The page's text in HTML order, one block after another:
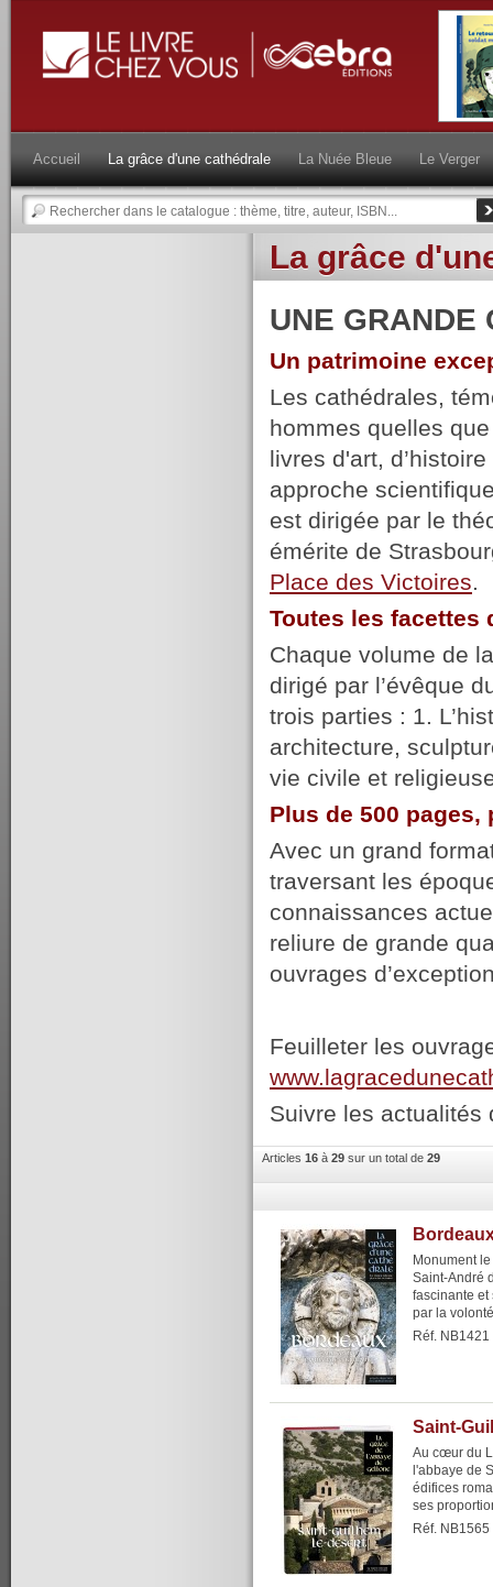
Accueil La grâce d'une cathédrale La Nuée Bleue Le Verger
La grâce
UNE GRANDE
Un patrimoine
Les cathédrales,
hommes quelles
livres d'art,
approche
est dirigée par le
émérite de
Place des Victoires.
Toutes les facettes
Chaque volume de
dirigé par l’évêque
trois parties : 1.
architecture,
vie civile et
Plus de 500 pages,
Avec un grand
traversant les
connaissances
reliure de grande
ouvrages
Feuilleter les
Suivre les
Articles 16 à 29 sur un total de 29
Monument
Saint-André
fascinante et
par la
Réf. NB1421
Saint-
Au cœur du
l'abbaye de
édifices
ses
Réf. NB1565